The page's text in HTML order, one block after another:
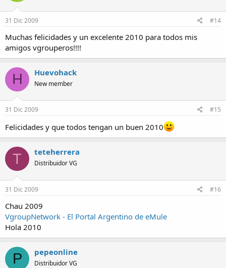
31 Dic 2009 #14
Muchas felicidades y un excelente 2010 para todos mis
amigos vgrouperos!!!!
H Huevohack
New member
31 Dic 2009 #15
Felicidades y que todos tengan un buen 2010
T teteherrera
Distribuidor VG
31 Dic 2009 #16
Chau 2009
VgroupNetwork - El Portal Argentino de eMule
Hola 2010
P pepeonline
Distribuidor VG